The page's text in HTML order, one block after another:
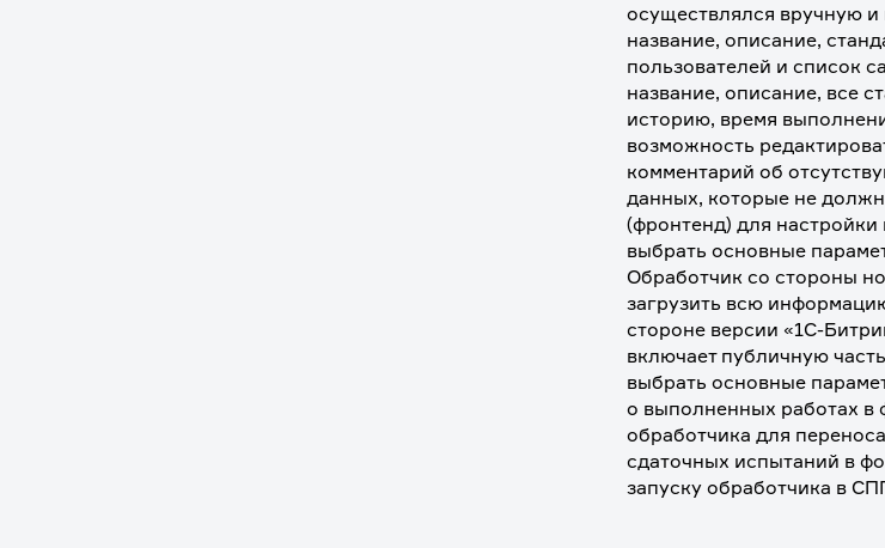
осуществлялся вручную
название, описание,
пользователей и список
название, описание, все
историю, время
возможность
комментарий об
данных, которые не
(фронтенд) для
выбрать основные
Обработчик со стороны
загрузить всю
стороне версии «1С-
включает публичную
выбрать основные
о выполненных работах в
обработчика для
сдаточных испытаний в
запуску обработчика в